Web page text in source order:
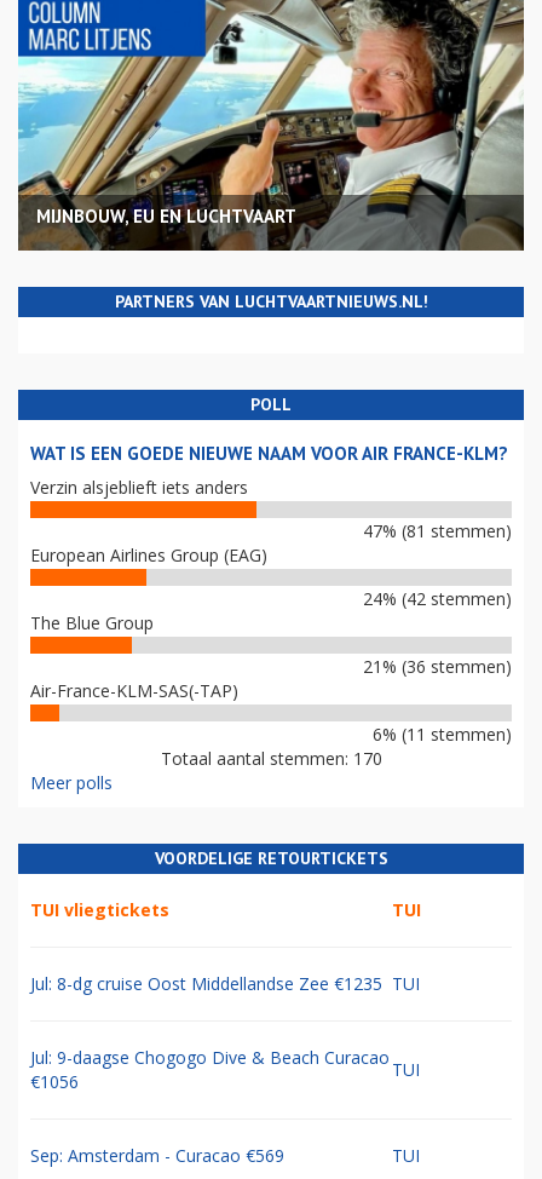
MIJNBOUW, EU EN LUCHTVAART
PARTNERS VAN LUCHTVAARTNIEUWS.NL!
POLL
WAT IS EEN GOEDE NIEUWE NAAM VOOR AIR FRANCE-KLM?
Verzin alsjeblieft iets anders
47% (81 stemmen)
European Airlines Group (EAG)
24% (42 stemmen)
The Blue Group
21% (36 stemmen)
Air-France-KLM-SAS(-TAP)
6% (11 stemmen)
Totaal aantal stemmen: 170
Meer polls
VOORDELIGE RETOURTICKETS
TUI vliegtickets TUI
Jul: 8-dg cruise Oost Middellandse Zee €1235 TUI
Jul: 9-daagse Chogogo Dive & Beach Curacao
€1056
TUI
Sep: Amsterdam - Curacao €569 TUI